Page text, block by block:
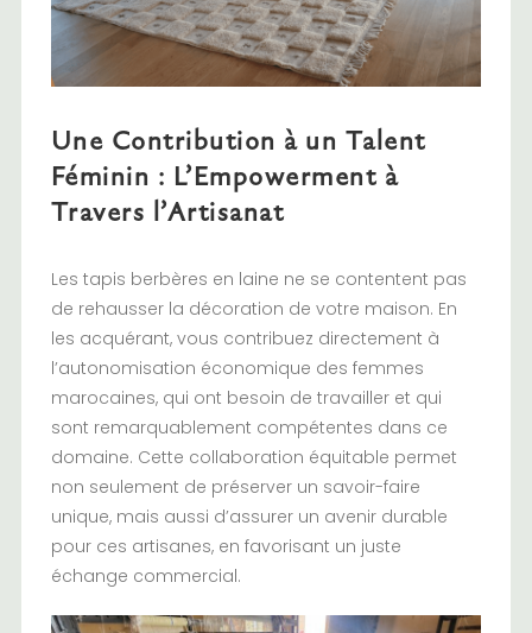
Une Contribution à un Talent
Féminin : L’Empowerment à
Travers l’Artisanat
Les tapis berbères en laine ne se contentent pas
de rehausser la décoration de votre maison. En
les acquérant, vous contribuez directement à
l’autonomisation économique des femmes
marocaines, qui ont besoin de travailler et qui
sont remarquablement compétentes dans ce
domaine. Cette collaboration équitable permet
non seulement de préserver un savoir-faire
unique, mais aussi d’assurer un avenir durable
pour ces artisanes, en favorisant un juste
échange commercial.